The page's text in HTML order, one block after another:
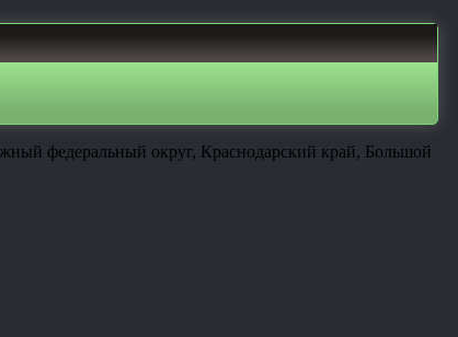
федеральный округ, Краснодарский край, Большой